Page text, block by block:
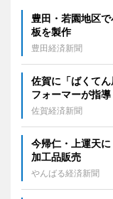
豊田・若園地区
板を製作
豊田経済新聞
佐賀に「ばくて
フォーマーが指導
佐賀経済新聞
今帰仁・上運天
加工品販売
やんばる経済新聞